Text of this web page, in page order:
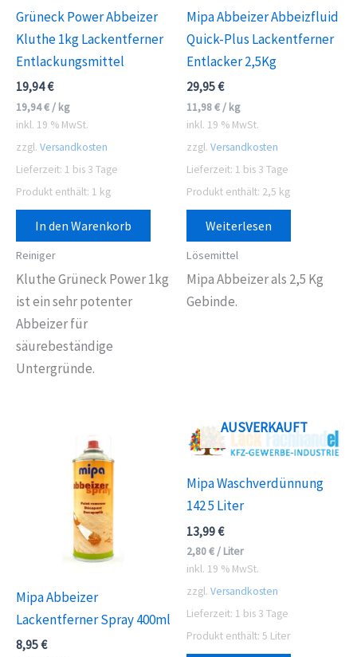
Grüneck Power Abbeizer
Kluthe 1kg Lackentferner
Entlackungsmittel
19,94€
19,94€ / kg
inkl. 19 % MwSt.
zzgl. Versandkosten
Lieferzeit: 1 bis 3 Tage
Produkt enthält: 1 kg
In den Warenkorb
Reiniger
Kluthe Grüneck Power 1kg
ist ein sehr potenter
Abbeizer für
säurebeständige
Untergründe.
Mipa Abbeizer Abbeizfluid
Quick-Plus Lackentferner
Entlacker 2,5Kg
29,95€
11,98€ / kg
inkl. 19 % MwSt.
zzgl. Versandkosten
Lieferzeit: 1 bis 3 Tage
Produkt enthält: 2,5 kg
Weiterlesen
Lösemittel
Mipa Abbeizer als 2,5 Kg
Gebinde.
Mipa Abbeizer
Lackentferner Spray 400ml
8,95€
AUSVERKAUFT
Mipa Waschverdünnung
142 5 Liter
13,99€
2,80€ / Liter
inkl. 19 % MwSt.
zzgl. Versandkosten
Lieferzeit: 1 bis 3 Tage
Produkt enthält: 5 Liter